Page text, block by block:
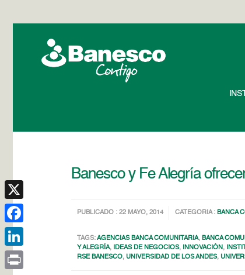
Banesco y Fe Alegría
PUBLICADO : 22 MAYO, 2014 CATEGORIA : BANCA
TAGS:AGENCIAS BANCA COMUNITARIA, BANCA
Y ALEGRÍA, IDEAS DE NEGOCIOS, INNOVACIÓN ,
RSE BANESCO,UNIVERSIDAD DE LOS ANDES,
X
Facebook
LinkedIn